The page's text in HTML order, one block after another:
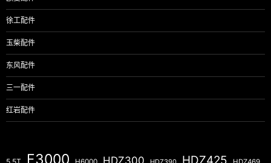
徐工配件
玉柴配件
东风配件
三一配件
红岩配件